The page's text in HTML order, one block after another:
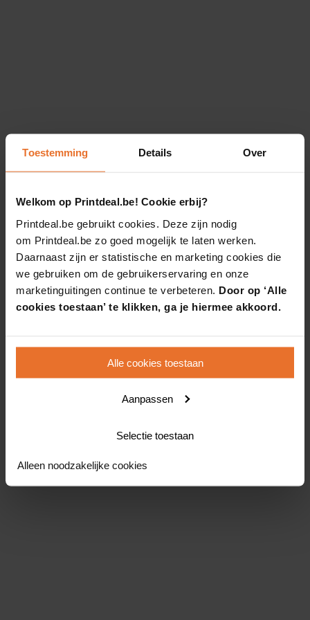
Toestemming Details Over
Welkom op Printdeal.be! Cookie erbij?
Printdeal.be gebruikt cookies. Deze zijn nodig
om Printdeal.be zo goed mogelijk te laten werken.
Daarnaast zijn er statistische en marketing cookies die
we gebruiken om de gebruikerservaring en onze
marketinguitingen continue te verbeteren. Door op ‘Alle
cookies toestaan’ te klikken, ga je hiermee akkoord.
Alle cookies toestaan
Aanpassen
Selectie toestaan
Alleen noodzakelijke cookies